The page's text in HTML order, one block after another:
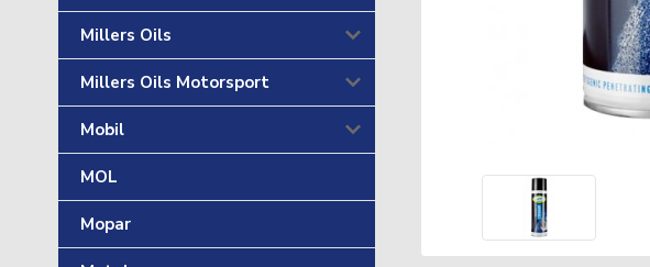
Millers Oils
Millers Oils Motorsport
Mobil
MOL
Mopar